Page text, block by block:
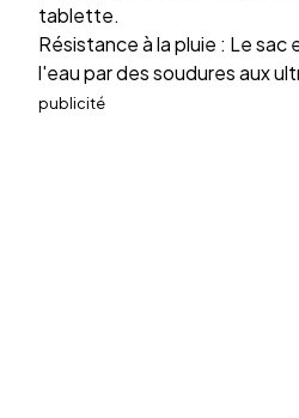
tablette.
Résistance à la pluie : Le
l'eau par des soudures aux
publicité